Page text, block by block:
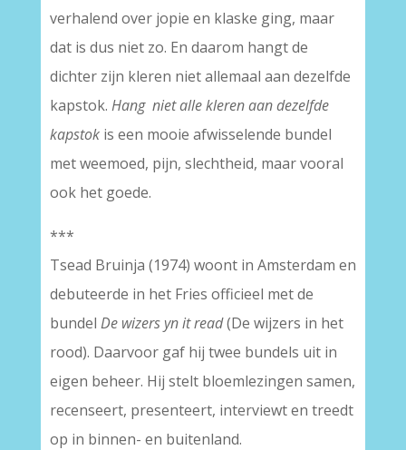
verhalend over jopie en klaske ging, maar
dat is dus niet zo. En daarom hangt de
dichter zijn kleren niet allemaal aan dezelfde
kapstok. Hang niet alle kleren aan dezelfde
kapstokis een mooie afwisselende bundel
met weemoed, pijn, slechtheid, maar vooral
ook het goede.
***
Tsead Bruinja (1974) woont in Amsterdam en
debuteerde in het Fries officieel met de
bundel De wizers yn it read(De wijzers in het
rood). Daarvoor gaf hij twee bundels uit in
eigen beheer. Hij stelt bloemlezingen samen,
recenseert, presenteert, interviewt en treedt
op in binnen- en buitenland.